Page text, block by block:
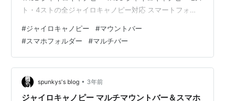
ト・4ストの全ジャイロキャノピー対応 スマートフォ
バッテリー、充電器など、多彩なパーツの取り付けを可
能にするマルチマウントバーです。 メーターの視界を遮
らず、スマホやナビを見やすい位置に固定できるので、
走行中の地図確認も安全に行えます。 商品詳細 材質：ス
チール製 バー径：22mm バー長さ：450mm 取付方法：
バックミラー…
#ジャイロキャノピー #マウントバー
#スマホフォルダー #マルチバー
spunkys's blog • 3年前
ジャイロキャノピー マルチマウントバー＆スマホ